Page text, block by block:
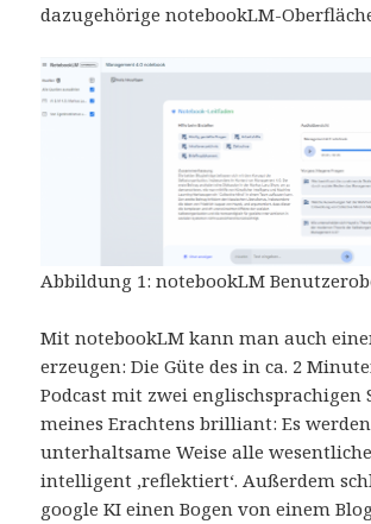
dazugehörige notebookLM-
Abbildung 1: notebookLM
Mit notebookLM kann man auch
erzeugen: Die Güte des in ca. 2
Podcast mit zwei englischsprachigen
meines Erachtens brilliant: Es
unterhaltsame Weise alle
intelligent ‚reflektiert‘. Außerdem
google KI einen Bogen von einem